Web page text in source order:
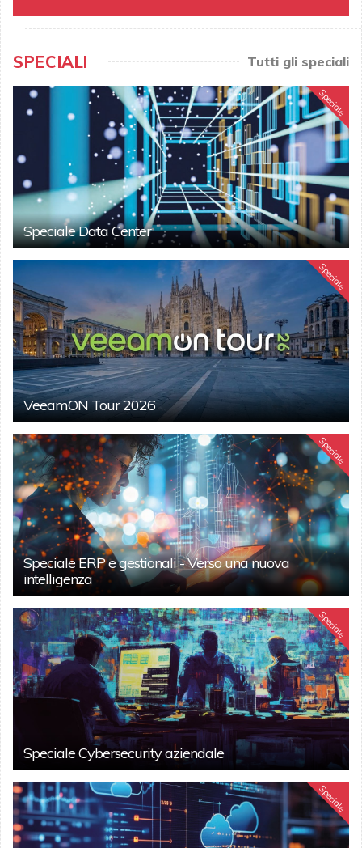
SPECIALI Tutti gli speciali
Speciale
Speciale Data Center
Speciale
VeeamON Tour 2026
Speciale
Speciale ERP e gestionali - Verso una nuova
intelligenza
Speciale
Speciale Cybersecurity aziendale
Speciale